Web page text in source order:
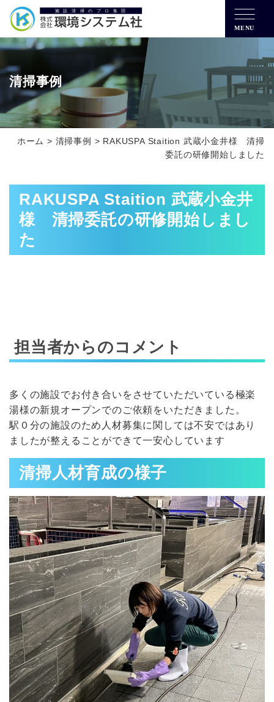
MENU
清掃事例
ホーム > 清掃事例 > RAKUSPA Staition 武蔵小金井様 清掃
委託の研修開始しました
RAKUSPA Staition 武蔵小金井
様 清掃委託の研修開始しまし
た
担当者からのコメント
多くの施設でお付き合いをさせていただいている極楽
湯様の新規オープンでのご依頼をいただきました。
駅０分の施設のため人材募集に関しては不安ではあり
ましたが整えることができて一安心しています
清掃人材育成の様子